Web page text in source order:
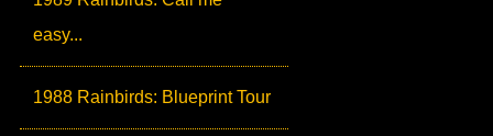
easy...
1988 Rainbirds: Blueprint Tour